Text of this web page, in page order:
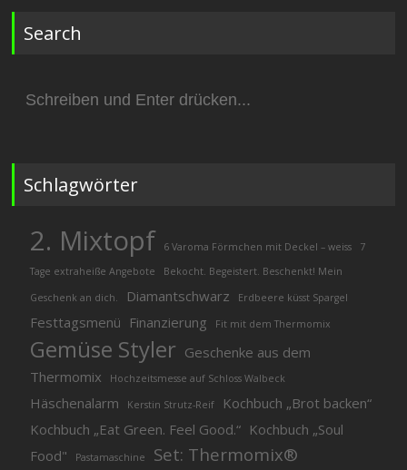
Search
nach:
Schlagwörter
2. Mixtopf 6 Varoma Förmchen mit Deckel – weiss
7
Tage extraheiße Angebote
Bekocht. Begeistert. Beschenkt! Mein
Geschenk an dich. Diamantschwarz Erdbeere küsst Spargel
Festtagsmenü Finanzierung Fit mit dem Thermomix
Gemüse Styler Geschenke aus dem
Thermomix
Hochzeitsmesse auf Schloss Walbeck
Häschenalarm Kerstin Strutz-Reif
Kochbuch „Brot backen“
Kochbuch „Eat Green. Feel Good.“ Kochbuch „Soul
Food"
Pastamaschine
Set: Thermomix®